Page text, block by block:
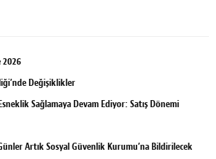
2026
Değişiklikler
Sağlamaya Devam Ediyor: Satış Dönemi
Artık Sosyal Güvenlik Kurumu’na Bildirilecek